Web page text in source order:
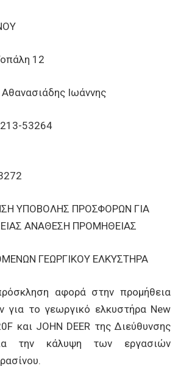
: Τοπάλη 12
Αθανασιάδης Ιωάννης
24213-53264
53272
ΥΠΟΒΟΛΗΣ ΠΡΟΣΦΟΡΩΝ ΓΙΑ
ΑΝΑΘΕΣΗ ΠΡΟΜΗΘΕΙΑΣ
ΓΕΩΡΓΙΚΟΥ ΕΛΚΥΣΤΗΡΑ
αφορά στην προμήθεια
για το γεωργικό ελκυστήρα New
και JOHN DEER της Διεύθυνσης
την κάλυψη των εργασιών